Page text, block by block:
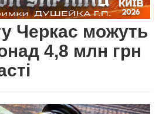
Черкас можуть
4,8 млн грн